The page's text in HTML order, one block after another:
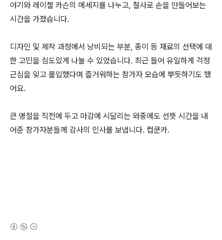
야기와 레이첼 카슨의 메세지를 나누고, 철사로 손을 만들어보는
시간을 가졌습니다.
디자인 및 제작 과정에서 낭비되는 부분, 종이 등 재료의 선택에 대
한 고민을 심도있게 나눌 수 있었습니다. 최근 들어 유일하게 걱정
근심을 잊고 몰입했다며 즐거워하는 참가자 모습에 뿌듯하기도 했
어요.
큰 명절을 직전에 두고 마감에 시달리는 와중에도 선뜻 시간을 내
어준 참가자분들께 감사의 인사를 보냅니다. 컵쿤카.